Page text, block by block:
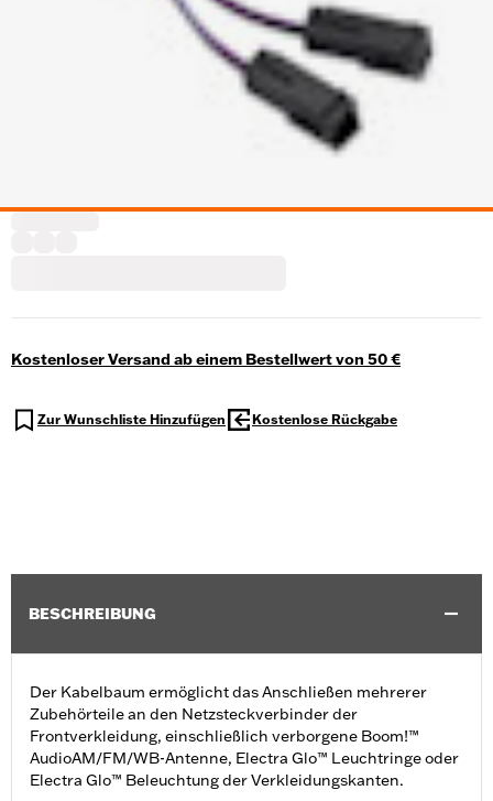
Kostenloser Versand ab einem Bestellwert von 50 €
Zur Wunschliste Hinzufügen Kostenlose Rückgabe
BESCHREIBUNG
Der Kabelbaum ermöglicht das Anschließen mehrerer
Zubehörteile an den Netzsteckverbinder der
Frontverkleidung, einschließlich verborgene Boom!™
AudioAM/FM/WB-Antenne, Electra Glo™ Leuchtringe oder
Electra Glo™ Beleuchtung der Verkleidungskanten.